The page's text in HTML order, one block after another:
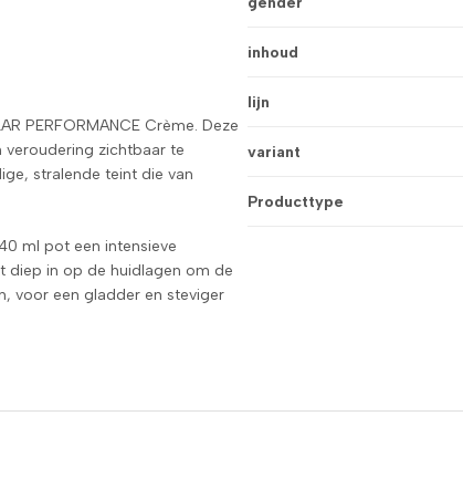
PERFORMANCE Crème. Deze
veroudering zichtbaar te
stralende teint die van
ml pot een intensieve
diep in op de huidlagen om de
voor een gladder en steviger
inhoud
lijn
variant
Producttype